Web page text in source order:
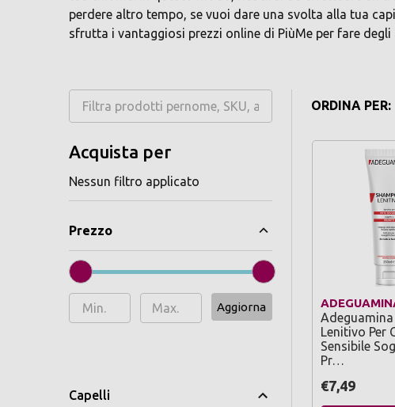
perdere altro tempo, se vuoi dare una svolta alla tua
sfrutta i vantaggiosi prezzi online di PiùMe per fare degli
Acquista per
Nessun filtro applicato
Prezzo
Aggiorna
Capelli
ORDINA PER:
Lenitivo Per
Sensibile
Pr…
€7,49